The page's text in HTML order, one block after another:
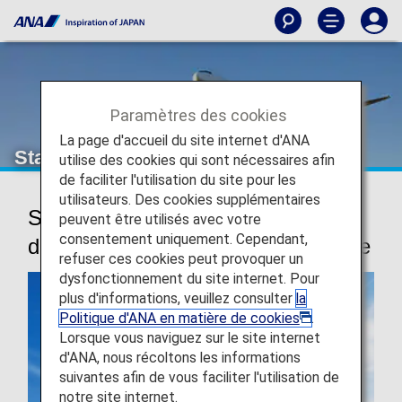
Star Alliance
Star Alliance, le plus grand réseau
de compagnies aériennes au monde
Paramètres des cookies
La page d'accueil du site internet d'ANA
utilise des cookies qui sont nécessaires afin
de faciliter l'utilisation du site pour les
utilisateurs. Des cookies supplémentaires
peuvent être utilisés avec votre
consentement uniquement. Cependant,
refuser ces cookies peut provoquer un
dysfonctionnement du site internet. Pour
plus d'informations, veuillez consulter la
Politique d'ANA en matière de cookies
.
Lorsque vous naviguez sur le site internet
d'ANA, nous récoltons les informations
suivantes afin de vous faciliter l'utilisation de
notre site internet.